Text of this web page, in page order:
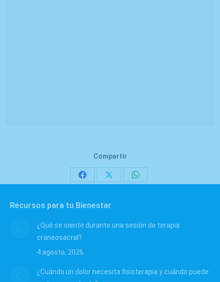
Compartir
Share
Facebook
Share
X
Share
Recursos para tu Bienestar
¿Qué se siente durante una sesión de terapia
craneosacral?
4 agosto, 2026
¿Cuándo un dolor necesita fisioterapia y cuándo puede